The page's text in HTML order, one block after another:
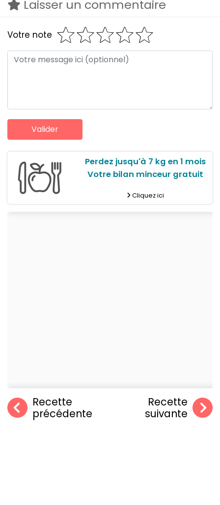
Laisser un commentaire
Votre note
Perdez jusqu'à 7 kg en 1 mois
Votre bilan minceur gratuit
Cliquez ici
Recette
précédente
Recette
suivante